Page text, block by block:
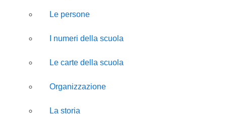
Le persone
I numeri della scuola
Le carte della scuola
Organizzazione
La storia